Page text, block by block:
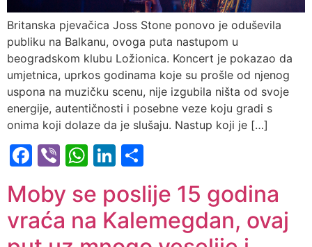
Britanska pjevačica Joss Stone ponovo je oduševila
publiku na Balkanu, ovoga puta nastupom u
beogradskom klubu Ložionica. Koncert je pokazao da
umjetnica, uprkos godinama koje su prošle od njenog
uspona na muzičku scenu, nije izgubila ništa od svoje
energije, autentičnosti i posebne veze koju gradi s
onima koji dolaze da je slušaju. Nastup koji je […]
Facebook
ViberWhatsApp
LinkedIn
Moby se poslije 15 godina
vraća na Kalemegdan, ovaj